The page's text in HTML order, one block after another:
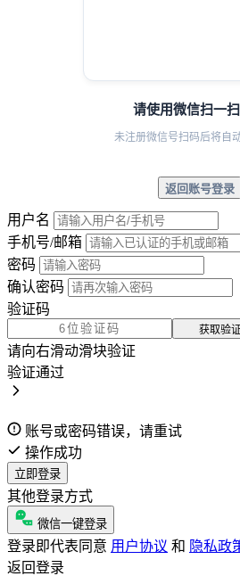
请使用微信扫一
未注册微信号扫码后将自
返回账号登录
用户名
手机号/邮箱
密码
确认密码
验证码
获取验
请向右滑动滑块验证
验证通过
账号或密码错误，请重试
操作成功
立即登录
其他登录方式
微信一键登录
登录即代表同意 用户协议 和 隐私政
返回登录